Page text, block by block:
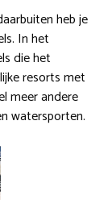
heb je
In het
die het
resorts met
meer andere
watersporten.